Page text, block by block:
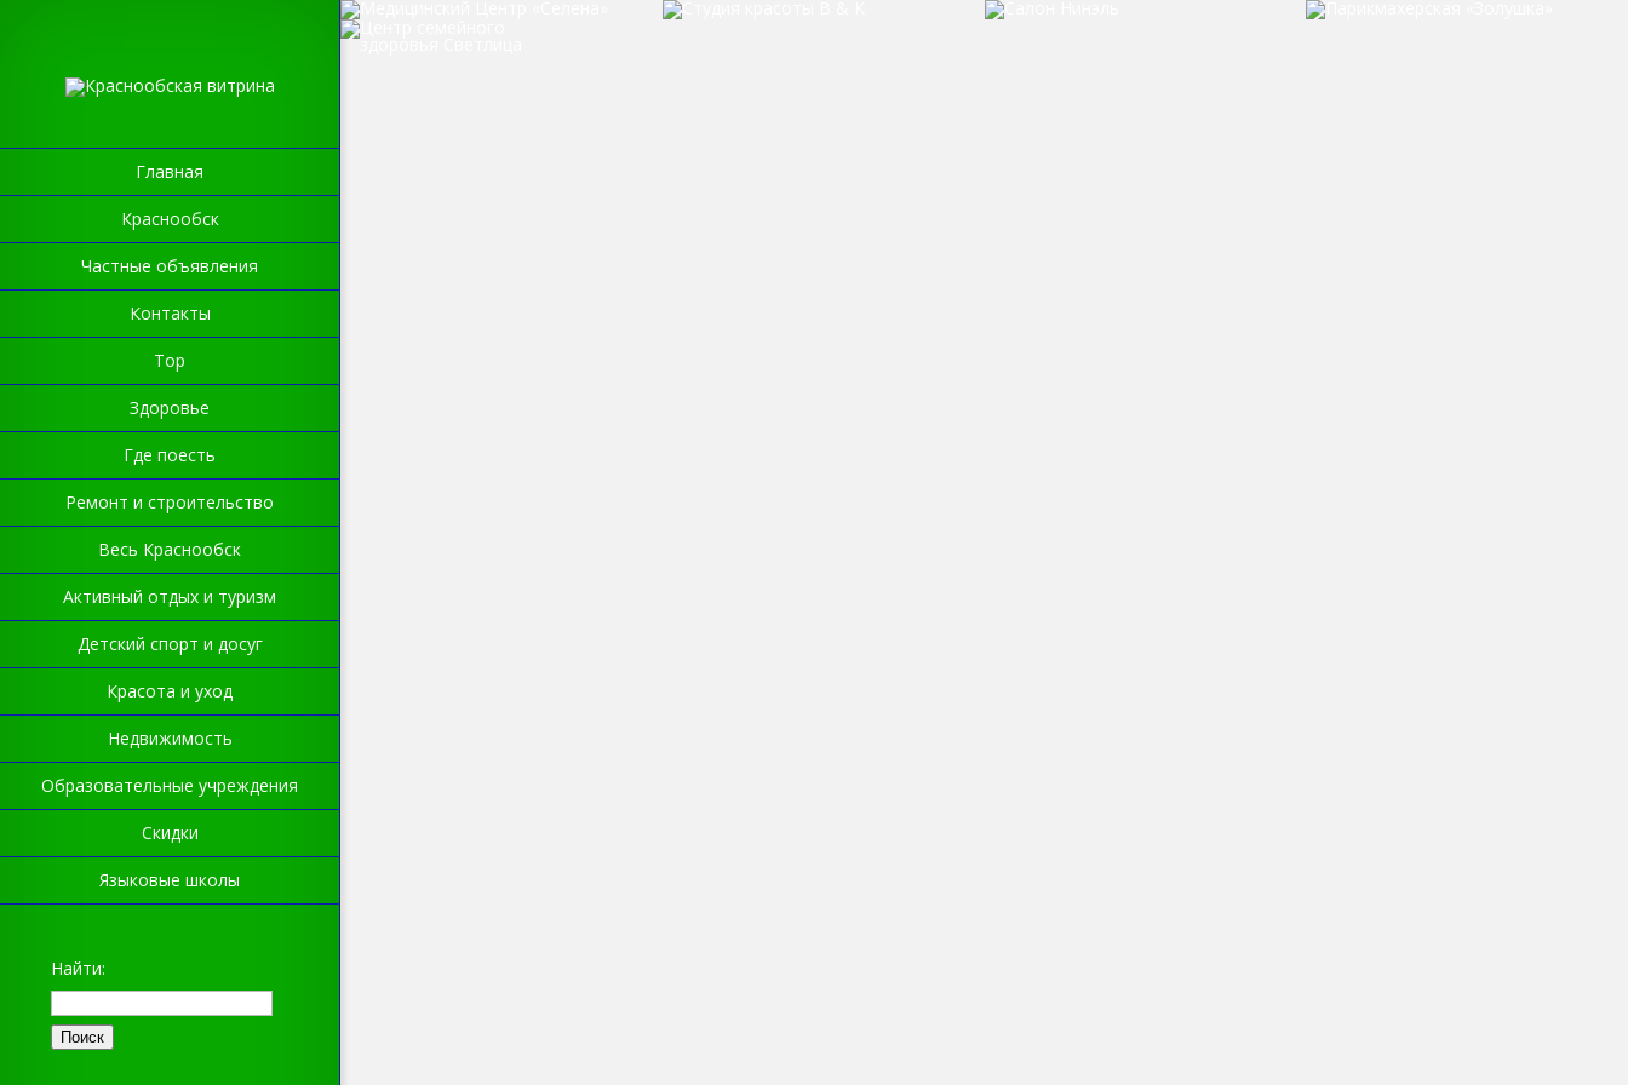
Главная
Краснообск
Частные объявления
Контакты
Top
Здоровье
Где поесть
Ремонт и строительство
Весь Краснообск
Активный отдых и туризм
Детский спорт и досуг
Красота и уход
Недвижимость
Образовательные учреждения
Скидки
Языковые школы
Найти: